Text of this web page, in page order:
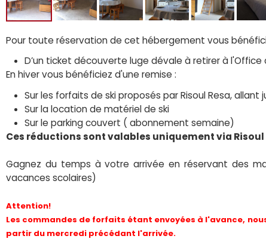
Pour toute réservation de cet hébergement vous
D’un ticket découverte luge dévale à retirer à l'Office
En hiver vous bénéficiez d'une remise :
Sur les forfaits de ski proposés par Risoul Resa, allant
Sur la location de matériel de ski
Sur le parking couvert ( abonnement semaine)
Ces réductions sont valables uniquement via Risoul
Gagnez du temps à votre arrivée en réservant des
vacances scolaires)
Attention!
Les commandes de forfaits étant envoyées à l'avance,
partir du mercredi précédant l'arrivée.